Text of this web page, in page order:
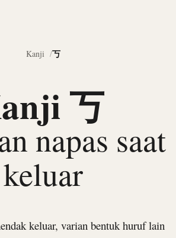
Kanji 丂
丂
napas saat
keluar, varian bentuk huruf lain